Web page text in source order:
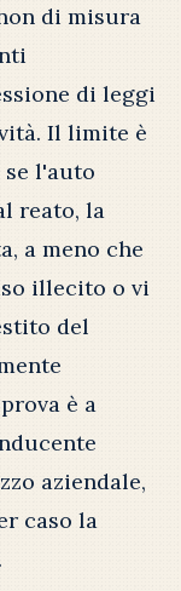
di misura
di leggi
Il limite è
se l'auto
reato, la
a meno che
illecito o vi
del
è a
aziendale,
caso la